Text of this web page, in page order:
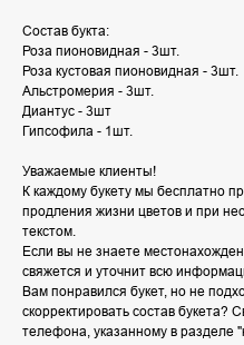
Состав букта:
Роза пионовидная - 3шт.
Роза кустовая пионовидная - 3шт.
Альстромерия - 3шт.
Диантус - 3шт
Гипсофила - 1шт.
Уважаемые клиенты!
К каждому букету мы бесплатно
продления жизни цветов и при
текстом.
Если вы не знаете
свяжется и уточнит всю
Вам понравился букет, но не
скорректировать состав букета?
телефона, указанному в разделе